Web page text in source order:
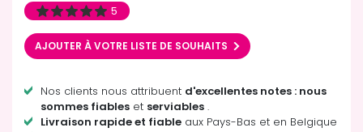
5
AJOUTER À VOTRE LISTE DE SOUHAITS
Nos clients nous attribuent d'excellentes notes : nous
sommes fiables et serviables .
Livraison rapide et fiable aux Pays-Bas et en Belgique